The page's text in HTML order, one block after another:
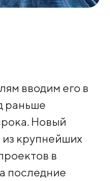
вводим его в
раньше
Новый
крупнейших
в
последние